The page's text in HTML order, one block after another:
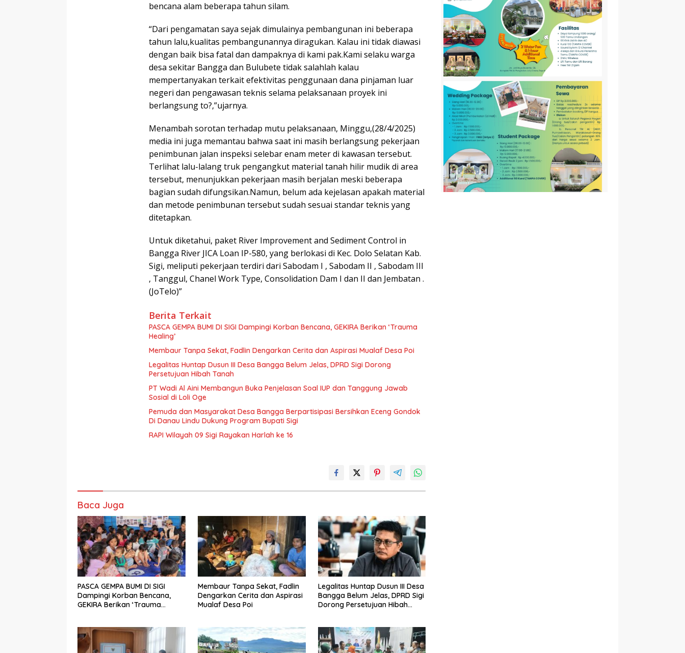
bencana alam beberapa tahun silam.
“Dari pengamatan saya sejak dimulainya pembangunan ini beberapa
tahun lalu,kualitas pembangunannya diragukan. Kalau ini tidak diawasi
dengan baik bisa fatal dan dampaknya di kami pak.Kami selaku warga
desa sekitar Bangga dan Bulubete tidak salahlah kalau
mempertanyakan terkait efektivitas penggunaan dana pinjaman luar
negeri dan pengawasan teknis selama pelaksanaan proyek ini
berlangsung to?,”ujarnya.
Menambah sorotan terhadap mutu pelaksanaan, Minggu,(28/4/2025)
media ini juga memantau bahwa saat ini masih berlangsung pekerjaan
penimbunan jalan inspeksi selebar enam meter di kawasan tersebut.
Terlihat lalu-lalang truk pengangkut material tanah hilir mudik di area
tersebut, menunjukkan pekerjaan masih berjalan meski beberapa
bagian sudah difungsikan.Namun, belum ada kejelasan apakah material
dan metode penimbunan tersebut sudah sesuai standar teknis yang
ditetapkan.
Untuk diketahui, paket River Improvement and Sediment Control in
Bangga River JICA Loan IP-580, yang berlokasi di Kec. Dolo Selatan Kab.
Sigi, meliputi pekerjaan terdiri dari Sabodam I , Sabodam II , Sabodam III
, Tanggul, Chanel Work Type, Consolidation Dam I dan II dan Jembatan .
(JoTelo)”
Berita Terkait
PASCA GEMPA BUMI DI SIGI Dampingi Korban Bencana, GEKIRA Berikan ‘Trauma
Healing’
Membaur Tanpa Sekat, Fadlin Dengarkan Cerita dan Aspirasi Mualaf Desa Poi
Legalitas Huntap Dusun III Desa Bangga Belum Jelas, DPRD Sigi Dorong
Persetujuan Hibah Tanah
PT Wadi Al Aini Membangun Buka Penjelasan Soal IUP dan Tanggung Jawab
Sosial di Loli Oge
Pemuda dan Masyarakat Desa Bangga Berpartisipasi Bersihkan Eceng Gondok
Di Danau Lindu Dukung Program Bupati Sigi
RAPI Wilayah 09 Sigi Rayakan Harlah ke 16
Baca Juga
PASCA GEMPA BUMI DI SIGI
Dampingi Korban Bencana,
GEKIRA Berikan ‘Trauma
Membaur Tanpa Sekat, Fadlin
Dengarkan Cerita dan Aspirasi
Mualaf Desa Poi
Legalitas Huntap Dusun III Desa
Bangga Belum Jelas, DPRD Sigi
Dorong Persetujuan Hibah